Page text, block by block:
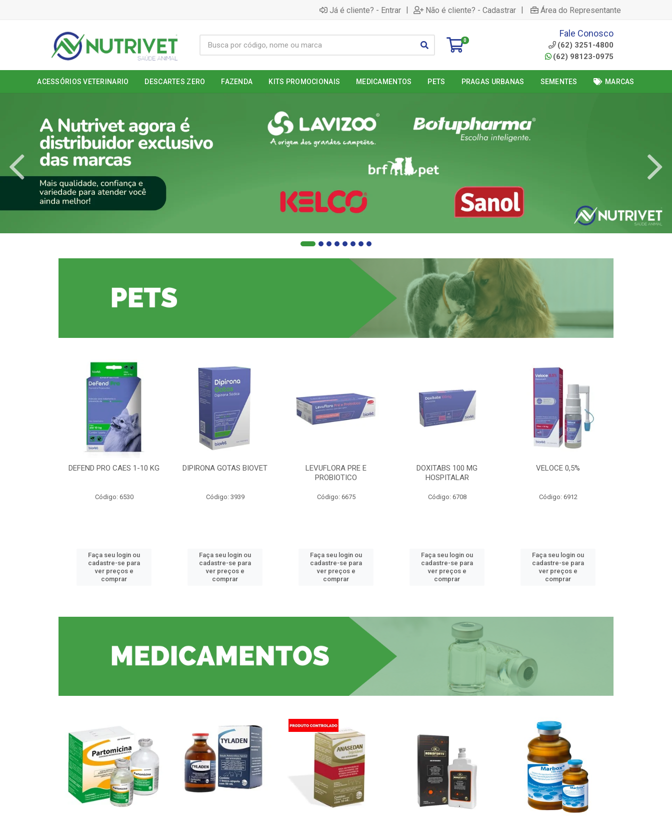
Já é cliente? - Entrar | Não é cliente? - Cadastrar | Área do Representante
0
Fale Conosco
(62) 3251-4800
(62) 98123-0975
ACESSÓRIOS VETERINARIO DESCARTES ZERO FAZENDA KITS PROMOCIONAIS MEDICAMENTOS PETS PRAGAS URBANAS SEMENTES MARCAS
DEFEND PRO CAES 1-10 KG
Código: 6530
Faça seu login ou
cadastre-se para
ver preços e
comprar
DIPIRONA GOTAS BIOVET
Código: 3939
Faça seu login ou
cadastre-se para
ver preços e
comprar
LEVUFLORA PRE E
PROBIOTICO
Código: 6675
Faça seu login ou
cadastre-se para
ver preços e
comprar
DOXITABS 100 MG
HOSPITALAR
Código: 6708
Faça seu login ou
cadastre-se para
ver preços e
comprar
VELOCE 0,5%
Código: 6912
Faça seu login ou
cadastre-se para
ver preços e
comprar